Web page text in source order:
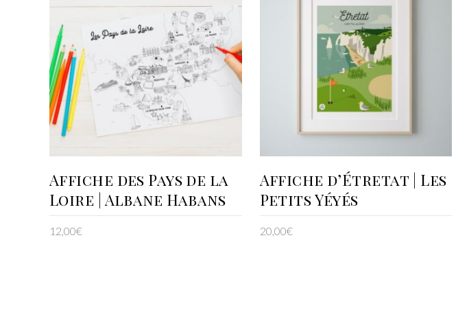
AJOUTER AU PANIER
Affiche des Pays de la
Loire | Albane Habans
12,00€
AJOUTER AU PANIER
Affiche d’Étretat | Les
Petits Yéyés
20,00€